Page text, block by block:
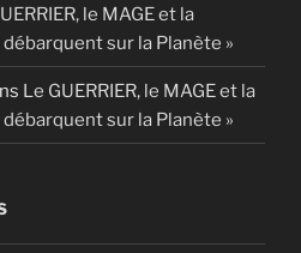
le MAGE et la
débarquent sur la Planète »
Le GUERRIER, le MAGE et la
débarquent sur la Planète »